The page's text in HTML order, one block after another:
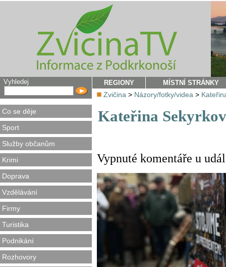
Vyhledej
Co se děje
Sport
Služby občanům
Krimi
Doprava
Vzdělávání
Firmy
Turistika
Podnikání
Rozhovory
REGIONY MÍSTNÍ STRÁNKY
Zvičina > Názory/fotky/videa >
Kateřina
Vypnuté komentáře u